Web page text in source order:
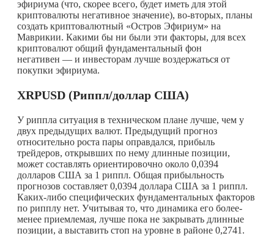
эфириума (что, скорее всего, будет иметь для этой
криптовалюты негативное значение), во-вторых, планы
создать криптовалютный «Остров Эфириум» на
Маврикии. Какими бы ни были эти факторы, для всех
криптовалют общий фундаментальный фон
негативен — и инвесторам лучше воздержаться от
покупки эфириума.
XRPUSD (Риппл/доллар США)
У риппла ситуация в техническом плане лучше, чем у
двух предыдущих валют. Предыдущий прогноз
относительно роста пары оправдался, прибыль
трейдеров, открывших по нему длинные позиции,
может составлять ориентировочно около 0,0394
долларов США за 1 риппл. Общая прибыльность
прогнозов составляет 0,0394 доллара США за 1 риппл.
Каких-либо специфических фундаментальных факторов
по рипплу нет. Учитывая то, что динамика его более-
менее приемлемая, лучше пока не закрывать длинные
позиции, а выставить стоп на уровне в районе 0,2741.